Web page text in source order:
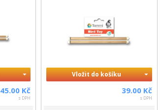
45.00 Kč
s DPH
Vložit do košíku
39.00 Kč
s DPH